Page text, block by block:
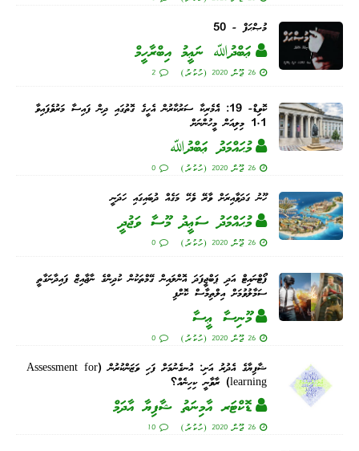
މުޞްޙަފް - 50
ޢަބްދުﷲ ނަޢީމު އިބްރާހީމް
26 ޖޫން 2020 (ހުކުރު) 2
ކޮވިޑް- 19: އެެމެރިކާ ސަރުކާރުން އެހީގެ ގޮތުގައި ދިން ފައިސާ މަރުވެފައިވާ
1.1 މިލިއަން މީހުންނަށް
މުޙައްމަދު ޢަބްދުﷲ
26 ޖޫން 2020 (ހުކުރު) 0
ހޫނު ގަދަވާއިރަށް ވާރޭ ވެހޭ މަގެއް ދުބައިގައި ހަދަނީ
މުޙައްމަދު ސަޢީދު މޫސާ ވަޖުދީ
26 ޖޫން 2020 (ހުކުރު) 0
ފޯޓްނައިޓް އަދި ޕަބްޖީފަދަ އޮންލައިން ގޭމްތަކުން ކުދިންގެ ނާޖާއިޒް ފައިދާނަގާތީ
ސަމާލުވުމަށް އިލްތިމާސް ކޮށްފި
މޫނިސާ ޢީސާ
26 ޖޫން 2020 (ހުކުރު) 0
ޝާފިޔާގެ އެދުރު އަށި: އުނގެނުމަށް ފަހި ވަޒަންކުރުން (Assessment for
learning) ރާވާނީ ކިހިނެއް؟
ޑޮކްޓަރ އާމިނަތު ޝާފިޔާ އާދަމް
26 ޖޫން 2020 (ހުކުރު) 10